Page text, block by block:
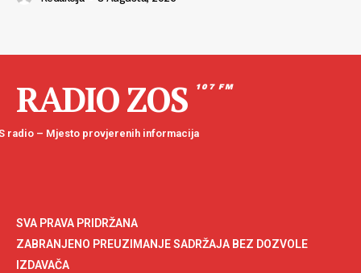
RADIO ZOS 107 FM
radio – Mjesto provjerenih informacija
SVA PRAVA PRIDRŽANA
ZABRANJENO PREUZIMANJE SADRŽAJA BEZ DOZVOLE
IZDAVAČA